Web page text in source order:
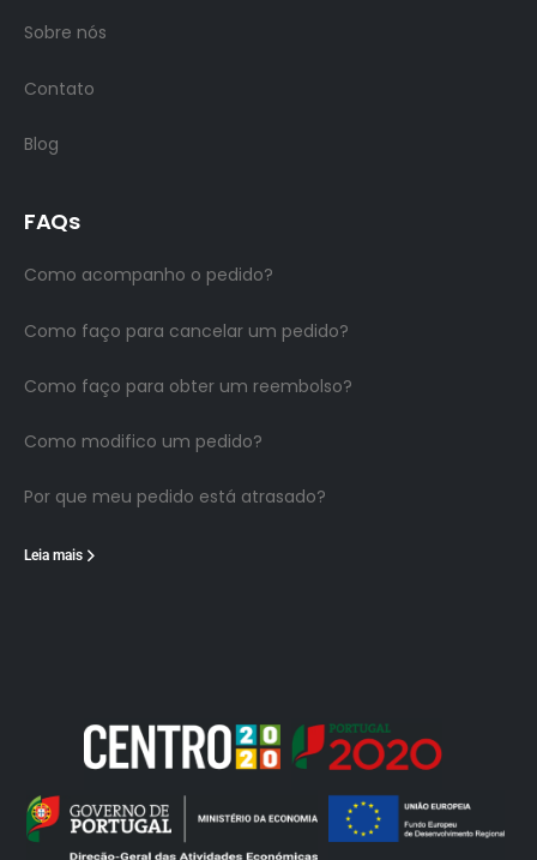
Sobre nós
Contato
Blog
FAQs
Como acompanho o pedido?
Como faço para cancelar um pedido?
Como faço para obter um reembolso?
Como modifico um pedido?
Por que meu pedido está atrasado?
Leia mais